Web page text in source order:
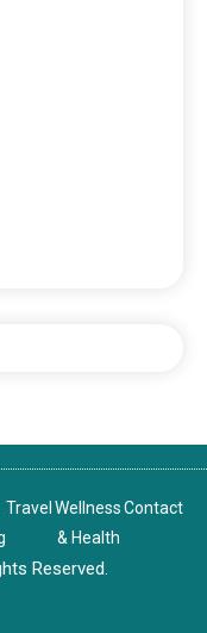
Travel Wellness
& Health
Contact
Reserved.